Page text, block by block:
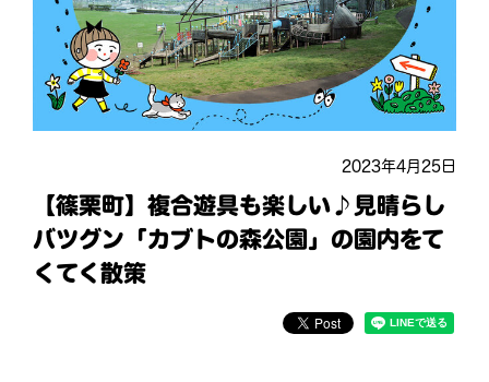
2023年4月25日
【篠栗町】複合遊具も楽しい♪見晴らし
バツグン「カブトの森公園」の園内をて
くてく散策